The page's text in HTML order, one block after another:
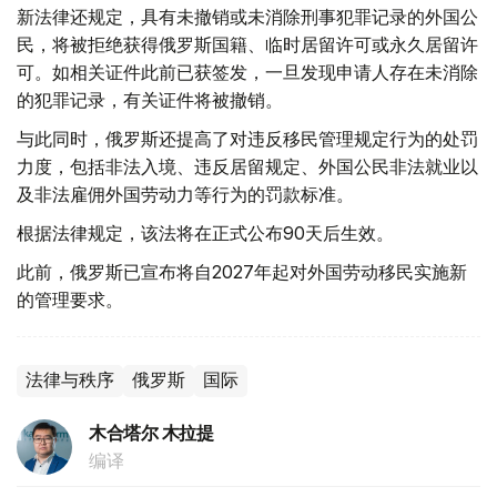
新法律还规定，具有未撤销或未消除刑事犯罪记录的外国公
民，将被拒绝获得俄罗斯国籍、临时居留许可或永久居留许
可。如相关证件此前已获签发，一旦发现申请人存在未消除
的犯罪记录，有关证件将被撤销。
与此同时，俄罗斯还提高了对违反移民管理规定行为的处罚
力度，包括非法入境、违反居留规定、外国公民非法就业以
及非法雇佣外国劳动力等行为的罚款标准。
根据法律规定，该法将在正式公布90天后生效。
此前，俄罗斯已宣布将自2027年起对外国劳动移民实施新
的管理要求。
法律与秩序 俄罗斯 国际
木合塔尔 木拉提
编译